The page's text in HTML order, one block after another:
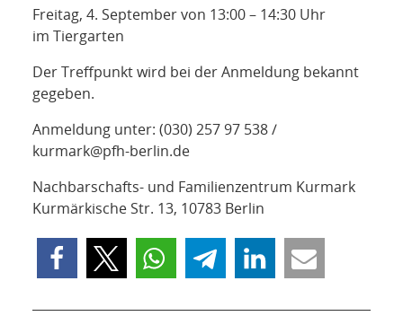
Freitag, 4. September von 13:00 – 14:30 Uhr
im Tiergarten
Der Treffpunkt wird bei der Anmeldung bekannt
gegeben.
Anmeldung unter: (030) 257 97 538 /
kurmark@pfh-berlin.de
Nachbarschafts- und Familienzentrum Kurmark
Kurmärkische Str. 13, 10783 Berlin